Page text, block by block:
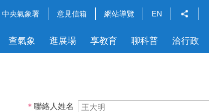
中央氣象署 意見信箱 網站導覽 EN
查氣象 逛展場 享教育 聊科普 洽行政
＊ 聯絡人姓名